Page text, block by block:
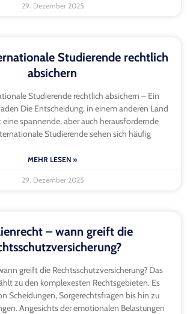
29. Dezember 2025
Studierende rechtlich
absichern
Studierende rechtlich absichern – Ein
Die Entscheidung, in einem anderen Land
eine spannende, aber auch herausfordernde
Studierende sehen sich häufig
MEHR LESEN »
29. Dezember 2025
– wann greift die
greift die Rechtsschutzversicherung? Das
zu den komplexesten Rechtsgebieten. Es
Scheidungen, Sorgerechtsfragen bis hin zu
Angesichts der emotionalen Belastungen